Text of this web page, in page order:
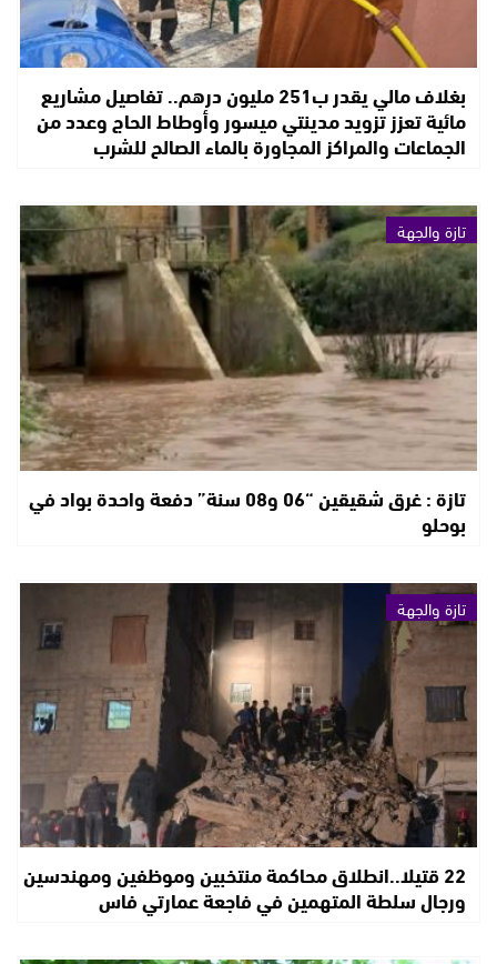
بغلاف مالي يقدر ب251 مليون درهم.. تفاصيل مشاريع
مائية تعزز تزويد مدينتي ميسور وأوطاط الحاج وعدد من
الجماعات والمراكز المجاورة بالماء الصالح للشرب
تازة والجهة
تازة : غرق شقيقين “06 و08 سنة” دفعة واحدة بواد في
بوحلو
تازة والجهة
22 قتيلا..انطلاق محاكمة منتخبين وموظفين ومهندسين
ورجال سلطة المتهمين في فاجعة عمارتي فاس